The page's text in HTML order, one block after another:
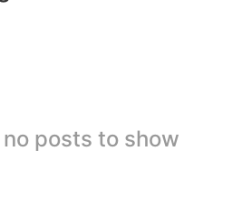
posts to show